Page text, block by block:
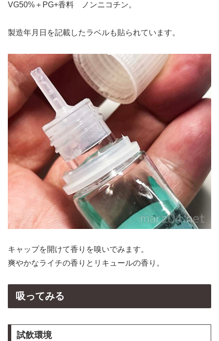
VG50%＋PG+香料 ノンニコチン。
製造年月日を記載したラベルも貼られています。
キャップを開けて香りを嗅いでみます。
爽やかなライチの香りとリキュールの香り。
吸ってみる
試飲環境